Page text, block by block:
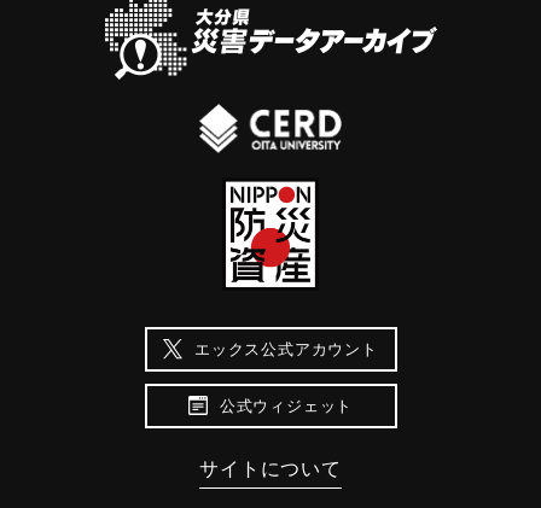
エックス公式アカウント
公式ウィジェット
サイトについて